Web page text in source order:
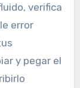
verifica
error
y pegar el